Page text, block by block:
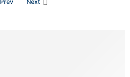
Prev
Next